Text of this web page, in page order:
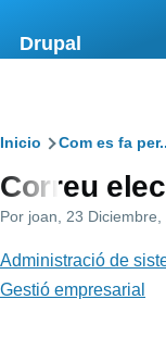
Drupal
Ruta
de
navegación
Inicio Com es fa
Correu
Por joan , 23
Administració de
Gestió empresarial